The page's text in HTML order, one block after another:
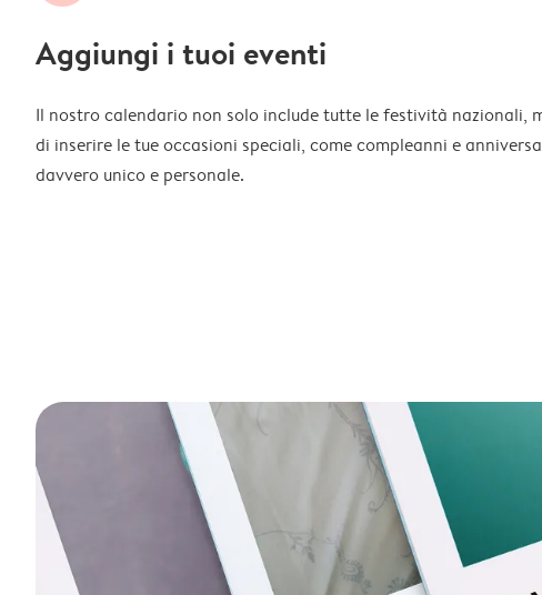
Aggiungi i tuoi eventi
Il nostro calendario non solo include tutte le festività nazionali,
di inserire le tue occasioni speciali, come compleanni e
davvero unico e personale.